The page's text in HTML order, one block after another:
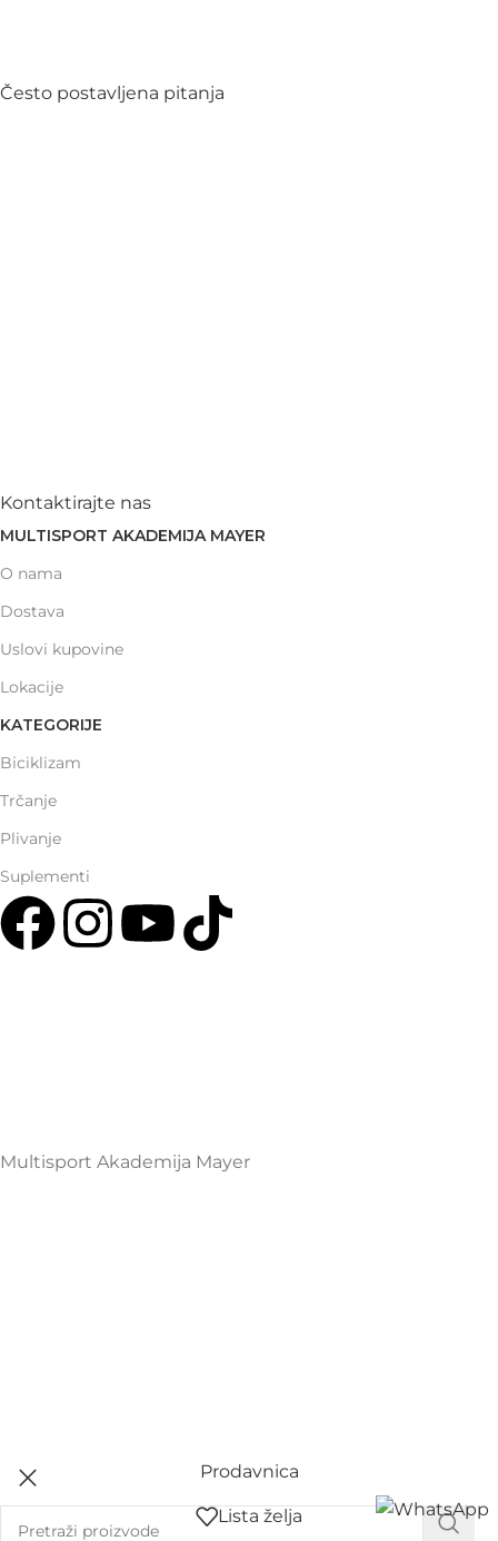
Često postavljena pitanja
Kontaktirajte nas
MULTISPORT AKADEMIJA MAYER
O nama
Dostava
Uslovi kupovine
Lokacije
KATEGORIJE
Biciklizam
Trčanje
Plivanje
Suplementi
Multisport Akademija Mayer
Prodavnica
Lista želja